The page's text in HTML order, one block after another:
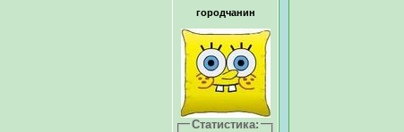
городчанин
Статистика: